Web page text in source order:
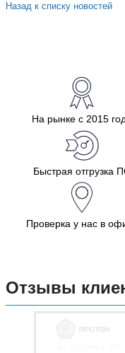
Назад к списку новостей
На рынке с 2015
Быстрая отгрузка
Проверка у нас в
Отзывы